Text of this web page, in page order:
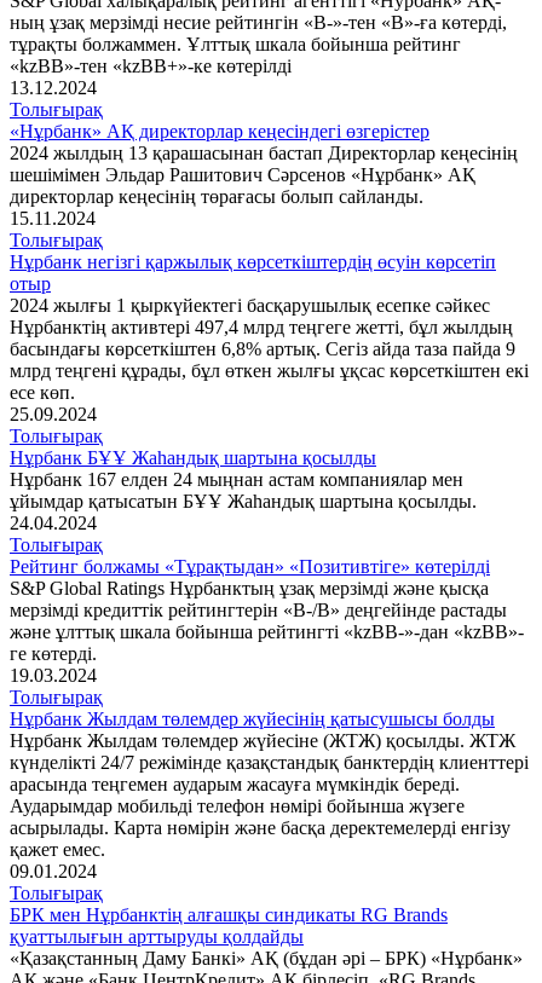
ның ұзақ мерзімді несие рейтингін «B-»-тен «B»-ға көтерді,
тұрақты болжаммен. Ұлттық шкала бойынша рейтинг
«kzBB»-тен «kzBB+»-ке көтерілді
13.12.2024
Толығырақ
«Нұрбанк» АҚ директорлар кеңесіндегі өзгерістер
2024 жылдың 13 қарашасынан бастап Директорлар кеңесінің
шешімімен Эльдар Рашитович Сәрсенов «Нұрбанк» АҚ
директорлар кеңесінің төрағасы болып сайланды.
15.11.2024
Толығырақ
Нұрбанк негізгі қаржылық көрсеткіштердің өсуін көрсетіп
отыр
2024 жылғы 1 қыркүйектегі басқарушылық есепке сәйкес
Нұрбанктің активтері 497,4 млрд теңгеге жетті, бұл жылдың
басындағы көрсеткіштен 6,8% артық. Сегіз айда таза пайда 9
млрд теңгені құрады, бұл өткен жылғы ұқсас көрсеткіштен екі
есе көп.
25.09.2024
Толығырақ
Нұрбанк БҰҰ Жаһандық шартына қосылды
Нұрбанк 167 елден 24 мыңнан астам компаниялар мен
ұйымдар қатысатын БҰҰ Жаһандық шартына қосылды.
24.04.2024
Толығырақ
Рейтинг болжамы «Тұрақтыдан» «Позитивтіге» көтерілді
S&P Global Ratings Нұрбанктың ұзақ мерзімді және қысқа
мерзімді кредиттік рейтингтерін «B-/B» деңгейінде растады
және ұлттық шкала бойынша рейтингті «kzBB-»-дан «kzBB»-
ге көтерді.
19.03.2024
Толығырақ
Нұрбанк Жылдам төлемдер жүйесінің қатысушысы болды
Нұрбанк Жылдам төлемдер жүйесіне (ЖТЖ) қосылды. ЖТЖ
күнделікті 24/7 режімінде қазақстандық банктердің клиенттері
арасында теңгемен аударым жасауға мүмкіндік береді.
Аударымдар мобильді телефон нөмірі бойынша жүзеге
асырылады. Карта нөмірін және басқа деректемелерді енгізу
қажет емес.
09.01.2024
Толығырақ
БРК мен Нұрбанктің алғашқы синдикаты RG Brands
қуаттылығын арттыруды қолдайды
«Қазақстанның Даму Банкі» АҚ (бұдан әрі – БРК) «Нұрбанк»